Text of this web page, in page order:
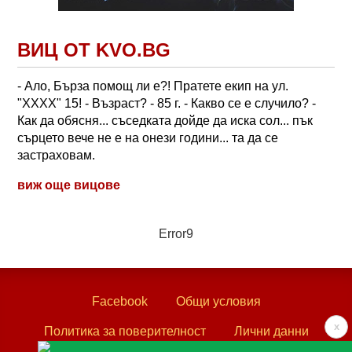
ВИЦ ОТ KVO.BG
- Ало, Бърза помощ ли е?! Пратете екип на ул.
"ХХХХ" 15! - Възраст? - 85 г. - Какво се е случило? -
Как да обясня... съседката дойде да иска сол... пък
сърцето вече не е на онези години... та да се
застраховам.
виж още вицове
Error9
x
Facebook Общи условия
Политика за поверителност Лични данни